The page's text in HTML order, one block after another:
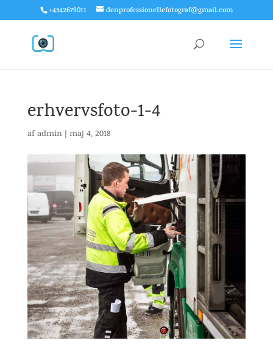
+4542679011 denprofessionellefotograf@gmail.com
erhvervsfoto-1-4
afadmin| maj 4, 2018